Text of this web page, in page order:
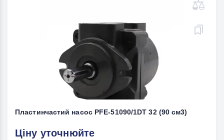
Пластинчастий насос PFE-51090/1DT 32 (90 см3)
Ціну уточнюйте